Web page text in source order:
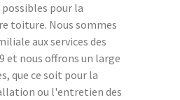
pour la
toiture. Nous sommes
aux services des
et nous offrons un large
que ce soit pour la
ou l'entretien des